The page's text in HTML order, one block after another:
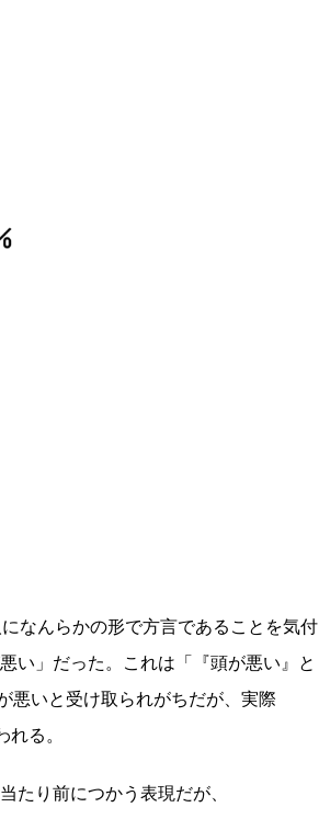
なんらかの形で方言であることを気付
い」だった。これは「『頭が悪い』と
悪いと受け取られがちだが、実際
る。
たり前につかう表現だが、